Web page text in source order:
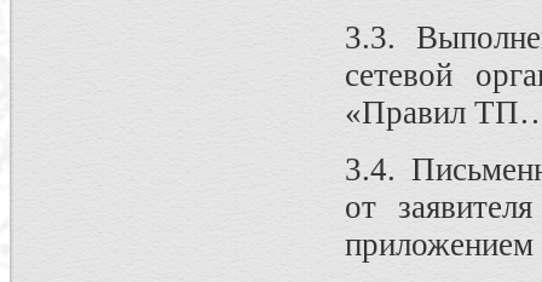
3.3.
сетевой
«Правил
3.4.
от